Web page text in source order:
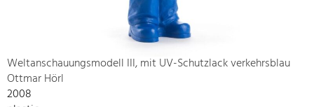
Weltanschauungsmodell III, mit UV-Schutzlack verkehrsblau
Ottmar Hörl
2008